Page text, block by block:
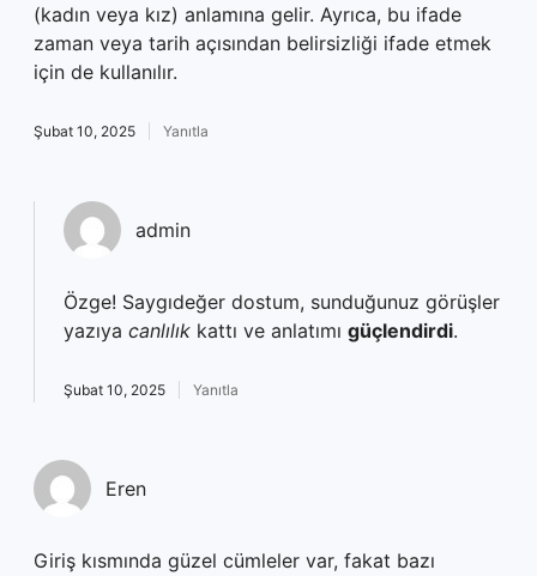
(kadın veya kız) anlamına gelir. Ayrıca, bu ifade
zaman veya tarih açısından belirsizliği ifade etmek
için de kullanılır.
Şubat 10, 2025 Yanıtla
admin
Özge! Saygıdeğer dostum, sunduğunuz görüşler
yazıya canlılık kattı ve anlatımı güçlendirdi.
Şubat 10, 2025 Yanıtla
Eren
Giriş kısmında güzel cümleler var, fakat bazı